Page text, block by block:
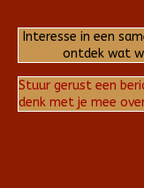
Interesse in een
ontdek wat
Stuur gerust een
denk met je mee